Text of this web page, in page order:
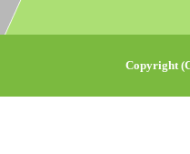
Copyright